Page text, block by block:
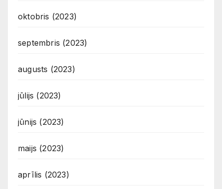
oktobris (2023)
septembris (2023)
augusts (2023)
jūlijs (2023)
jūnijs (2023)
maijs (2023)
aprīlis (2023)